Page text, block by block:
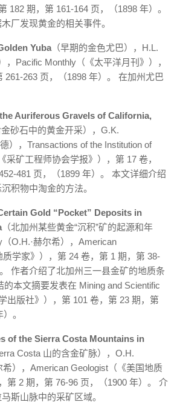
182 期，第 161-164 页，（1898 年）。
厂发现黄金的相关事件。
Yuba （早期的金色尤巴），H.L.
，Pacific Monthly（《太平洋月刊》），
261-263 页，（1898 年）。 在加州尤巴
Auriferous Gravels of California,
金砂石中的黄金开采），G.K.
），Transactions of the Institution of
采矿工程师协会学报》），第 17 卷，
481 页，（1899 年）。 本文详细介绍
积物中淘金的方法。
Gold “Pocket” Deposits in
（北加州某些黄金“沉积”矿的起源和年
O.H.·赫尔希），American
学家》），第 24 卷，第 1 期，第 38-
作者介绍了北加州三一县金矿的地质条
本文摘要发表在 Mining and Scientific
出版社》），第 101 卷，第 23 期，第
。
of the Sierra Costa Mountains in
Costa 山的含金矿脉），O.H.
希），American Geologist（《美国地质
第 2 期，第 76-96 页，（1900 年）。 介
斯山脉中的采矿区域。